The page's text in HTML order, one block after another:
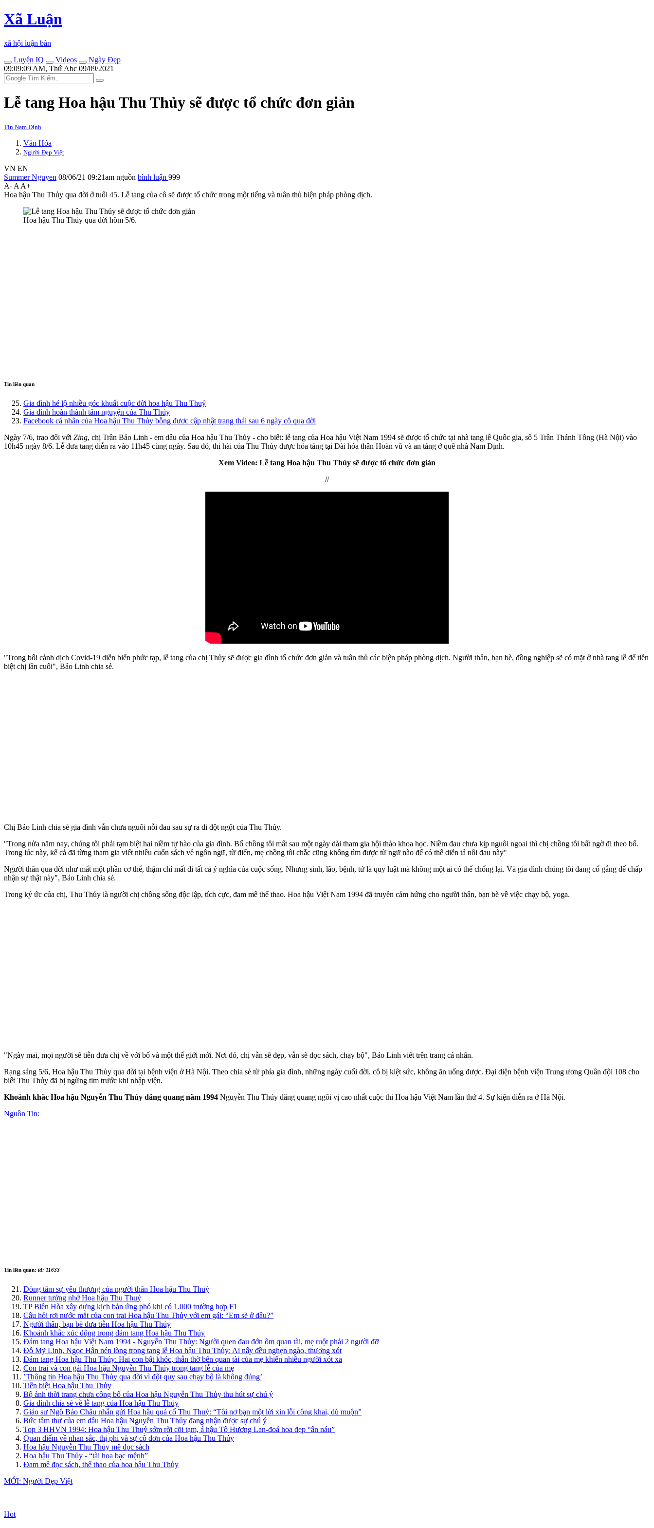
Xã Luận
xã hội luận bàn
Luyện IQ
Videos
Ngày Đẹp
09:09:09 AM, Thứ Abc 09/09/2021
Lễ tang Hoa hậu Thu Thủy sẽ được tổ chức đơn giản
Tin Nam Định
Văn Hóa
Người Đẹp Việt
VN EN
Summer Nguyen 08/06/21 09:21am nguồn bình luận 999
A- A A+
Hoa hậu Thu Thủy qua đời ở tuổi 45. Lễ tang của cô sẽ được tổ chức trong một tiếng và tuân thủ biện pháp phòng dịch.
Hoa hậu Thu Thủy qua đời hôm 5/6.
Tin liên quan
Gia đình hé lộ nhiều góc khuất cuộc đời hoa hậu Thu Thuỷ
Gia đình hoàn thành tâm nguyện của Thu Thủy
Facebook cá nhân của Hoa hậu Thu Thủy bỗng được cập nhật trạng thái sau 6 ngày cô qua đời
Ngày 7/6, trao đổi với Zing, chị Trần Bảo Linh - em dâu của Hoa hậu Thu Thủy - cho biết: lễ tang của Hoa hậu Việt Nam 1994 sẽ được tổ chức tại nhà tang lễ Quốc gia, số 5 Trần Thánh Tông (Hà Nội) vào
10h45 ngày 8/6. Lễ đưa tang diễn ra vào 11h45 cùng ngày. Sau đó, th‌i hà‌i của Thu Thủy được hỏa táng tại Đài hóa thân Hoàn vũ và an táng ở quê nhà Nam Định.
Xem Video: Lễ tang Hoa hậu Thu Thủy sẽ được tổ chức đơn giản
//
"Trong bối cảnh dịch Covid-19 diễn biến phức tạp, lễ tang của chị Thủy sẽ được gia đình tổ chức đơn giản và tuân thủ các biện pháp phòng dịch. Người thân, bạn bè, đồng nghiệp sẽ có mặt ở nhà tang lễ để tiễn
biệt chị lần cuối", Bảo Linh chia sẻ.
Chị Bảo Linh chia sẻ gia đình vẫn chưa nguôi nỗi đau sau sự ra đi đột ngột của Thu Thủy.
"Trong nửa năm nay, chúng tôi phải tạm biệt hai niềm tự hào của gia đình. Bố chồng tôi mất sau một ngày dài tham gia hội thảo khoa học. Niềm đau chưa kịp nguôi ngoai thì chị chồng tôi bất ngờ đi theo bố.
Trong lúc này, kể cả đã từng tham gia viết nhiều cuốn sách về ngôn ngữ, từ điển, mẹ chồng tôi chắc cũng không tìm được từ ngữ nào để có thể diễn tả nỗi đau này"
Người thân qua đời như mất một phần c‌ơ th‌ể, thậm chí mất đi tất cả ý nghĩa của cuộc sống. Nhưng sinh, lão, bệnh, tử là quy luật mà không một ai có thể chống lại. Và gia đình chúng tôi đang cố gắng để chấp
nhận sự thật này", Bảo Linh chia sẻ.
Trong ký ức của chị, Thu Thủy là người chị chồng sống độc lập, tích cực, đam mê thể thao. Hoa hậu Việt Nam 1994 đã truyền cảm hứng cho người thân, bạn bè về việc chạy bộ, yoga.
"Ngày mai, mọi người sẽ tiễn đưa chị về với bố và một thế giới mới. Nơi đó, chị vẫn sẽ đẹp, vẫn sẽ đọc sách, chạy bộ", Bảo Linh viết trên trang cá nhân.
Rạng sáng 5/6, Hoa hậu Thu Thủy qua đời tại bệnh viện ở Hà Nội. Theo chia sẻ từ phía gia đình, những ngày cuối đời, cô bị kiệt sức, không ăn uống được. Đại diện bệnh viện Trung ương Quân đội 108 cho
biết Thu Thủy đã bị ngừng tim trước khi nhập viện.
Khoảnh khắc Hoa hậu Nguyễn Thu Thủy đăng quang năm 1994 Nguyễn Thu Thủy đăng quang ngôi vị cao nhất cuộc thi Hoa hậu Việt Nam lần thứ 4. Sự kiện diễn ra ở Hà Nội.
Nguồn Tin:
Tin liên quan: id: 11633
Dòng tâm sự yêu thương của người thân Hoa hậu Thu Thuỷ
Runner tưởng nhớ Hoa hậu Thu Thuỷ
TP Biên Hòa xây dựng kịch bản ứng phó khi có 1.000 trường hợp F1
Câu hỏi rơi nước mắt của con trai Hoa hậu Thu Thủy với em gái: “Em sẽ ở đâu?”
Người thân, bạn bè đưa tiễn Hoa hậu Thu Thủy
Khoảnh khắc xúc động trong đám tang Hoa hậu Thu Thủy
Đám tang Hoa hậu Việt Nam 1994 - Nguyễn Thu Thủy: Người quen đau đớn ôm quan tài, mẹ ruột phải 2 người đỡ
Đỗ Mỹ Linh, Ngọc Hân nén lòng trong tang lễ Hoa hậu Thu Thủy: Ai nấy đều nghẹn ngào, thương xót
Đám tang Hoa hậu Thu Thủy: Hai con bật khóc, thẫn thờ bên quan tài của mẹ khiến nhiều người xót xa
Con trai và con gái Hoa hậu Nguyễn Thu Thủy trong tang lễ của mẹ
’Thông tin Hoa hậu Thu Thủy qua đời vì đột quỵ sau chạy bộ là không đúng’
Tiễn biệt Hoa hậu Thu Thủy
Bộ ảnh thời trang chưa công bố của Hoa hậu Nguyễn Thu Thủy thu hút sự chú ý
Gia đình chia sẻ về lễ tang của Hoa hậu Thu Thủy
Giáo sư Ngô Bảo Châu nhắn gửi Hoa hậu quá cố Thu Thuỷ: “Tôi nợ bạn một lời xin lỗi công khai, dù muộn”
Bức tâm thư của em dâu Hoa hậu Nguyễn Thu Thủy đang nhận được sự chú ý
Top 3 HHVN 1994: Hoa hậu Thu Thuỷ sớm rời cõi tạm, á hậu Tô Hương Lan-đoá hoa đẹp “ẩn náu”
Quan điểm về nhan sắc, thị phi và sự cô đơn của Hoa hậu Thu Thủy
Hoa hậu Nguyễn Thu Thủy mê đọc sách
Hoa hậu Thu Thủy - “tài hoa bạc mệnh”
Đam mê đọc sách, thể thao của hoa hậu Thu Thủy
MỚI: Người Đẹp Việt
Hot